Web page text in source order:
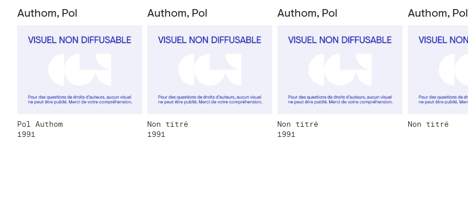
Authom, Pol
Pol Authom
1991
Authom, Pol
Non titré
1991
Authom, Pol
Non titré
1991
Authom, Pol
Non titré